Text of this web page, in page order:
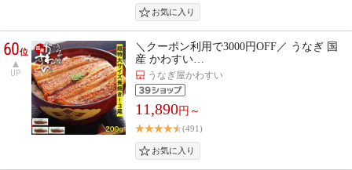
60位
UP
＼クーポン利用で3000円OFF／ うなぎ 国
産 かわすい…
うなぎ屋かわすい
11,890円～
(491)